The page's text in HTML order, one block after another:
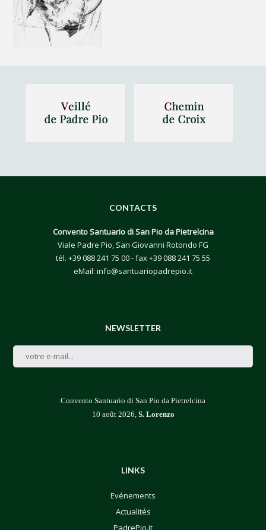
CONTACTS
Convento Santuario di San Pio da Pietrelcina
Viale Padre Pio, San Giovanni Rotondo FG
tél. +39 088 241 75 00- fax +39 088 241 75 55
eMail: info@santuariopadrepio.it
NEWSLETTER
Convento Santuario di San Pio da Pietrelcina
10 août 2026, S. Lorenzo
LINKS
Evénements
Actualités
PadrePio.it